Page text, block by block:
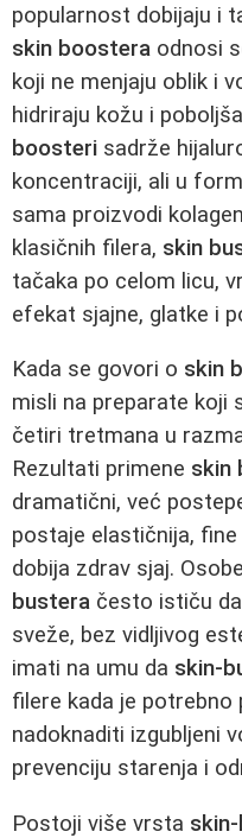
popularnost dobijaju i
skin boostera odnosi
koji ne menjaju oblik i
hidriraju kožu i
boosteri sadrže
koncentraciji, ali u
sama proizvodi
klasičnih filera, skin
tačaka po celom licu,
efekat sjajne, glatke i
Kada se govori o skin
misli na preparate koji
četiri tretmana u
Rezultati primene skin
dramatični, već
postaje elastičnija,
dobija zdrav sjaj.
bustera često ističu
sveže, bez vidljivog
imati na umu da skin-
filere kada je potrebno
nadoknaditi izgubljeni
prevenciju starenja i
Postoji više vrsta